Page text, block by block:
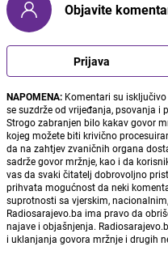
Objavite
Prijava
NAPOMENA: Komentari su
se suzdrže od vrijeđanja, psovanja
Strogo zabranjen bilo kakav govor
kojeg možete biti krivično
da na zahtjev zvaničnih organa
sadrže govor mržnje, kao i da
vas da svaki čitatelj dobrovoljno
prihvata mogućnost da neki
suprotnosti sa vjerskim,
Radiosarajevo.ba ima pravo da
najave i objašnjenja.
i uklanjanja govora mržnje i drugih